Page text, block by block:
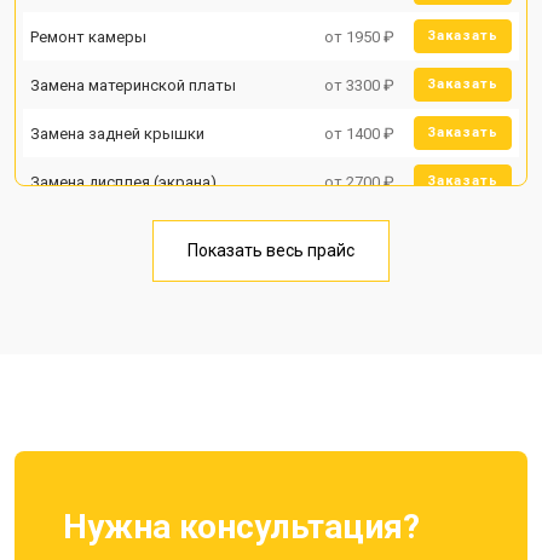
Ремонт камеры от 1950 ₽ Заказать
Замена материнской платы от 3300 ₽ Заказать
Замена задней крышки от 1400 ₽ Заказать
Замена дисплея (экрана) от 2700 ₽ Заказать
Замена кнопки включения от 1750 ₽
Показать весь прайс
Нужна консультация?